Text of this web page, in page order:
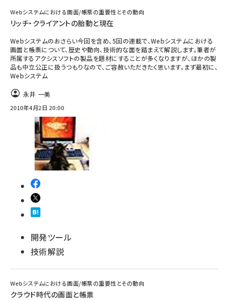
Webシステムにおける画面/帳票の重要性とその動向
リッチ・クライアントの胎動と現在
Webシステムのおさらい今回を含め、5回の連載で、Webシステムにおける
画面と帳票について、歴史や動向、技術的な面を踏まえて解説します。筆者が
所属するアクシスソフトの製品を題材にすることが多くなりますが、ほかの製
品も中立公正に扱うつもりなので、ご容赦いただきたく思います。まず最初に、
Webシステム
永井 一美
2010年4月2日 20:00
開発ツール
技術解説
Webシステムにおける画面/帳票の重要性とその動向
クラウド時代の画面と帳票